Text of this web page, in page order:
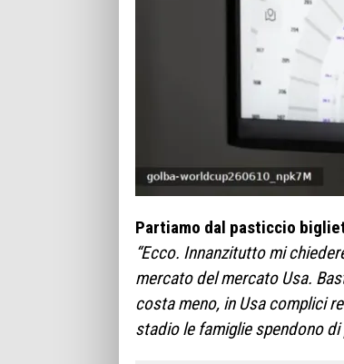
Partiamo dal pasticcio
“Ecco. Innanzitutto mi
mercato del mercato Usa.
costa meno, in Usa complici
stadio le famiglie spendono di